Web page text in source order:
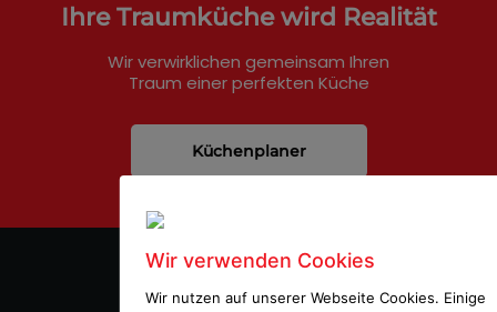
Ihre Traumküche wird Realität
Wir verwirklichen gemeinsam Ihren
Traum einer perfekten Küche
Küchenplaner
Wir verwenden Cookies
Wir nutzen auf unserer Webseite Cookies. Einige